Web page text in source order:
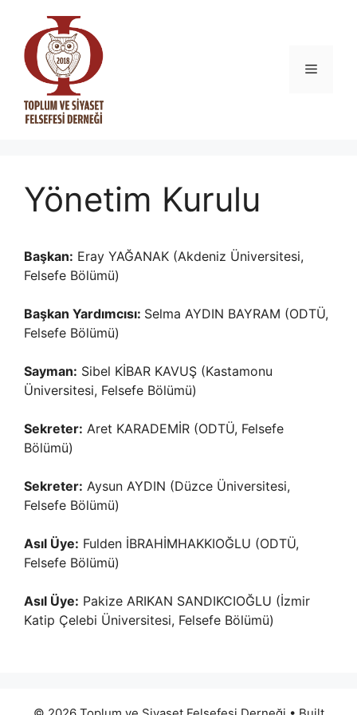
Menü
Yönetim Kurulu
Başkan: Eray YAĞANAK (Akdeniz Üniversitesi,
Felsefe Bölümü)
Başkan Yardımcısı: Selma AYDIN BAYRAM (ODTÜ,
Felsefe Bölümü)
Sayman: Sibel KİBAR KAVUŞ (Kastamonu
Üniversitesi, Felsefe Bölümü)
Sekreter: Aret KARADEMİR (ODTÜ, Felsefe
Bölümü)
Sekreter: Aysun AYDIN (Düzce Üniversitesi,
Felsefe Bölümü)
Asıl Üye: Fulden İBRAHİMHAKKIOĞLU (ODTÜ,
Felsefe Bölümü)
Asıl Üye: Pakize ARIKAN SANDIKCIOĞLU (İzmir
Katip Çelebi Üniversitesi, Felsefe Bölümü)